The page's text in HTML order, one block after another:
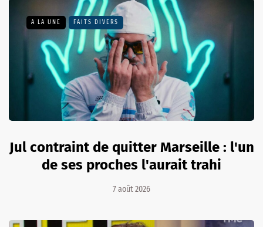
A LA UNE FAITS DIVERS
Jul contraint de quitter Marseille : l'un
de ses proches l'aurait trahi
7 août 2026